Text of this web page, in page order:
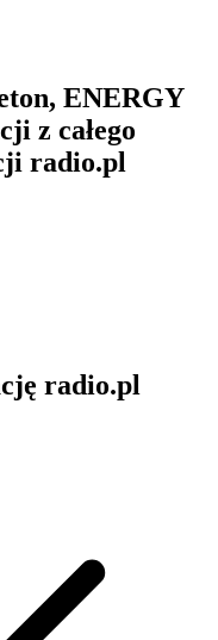
ENERGY
z całego
radio.pl
radio.pl